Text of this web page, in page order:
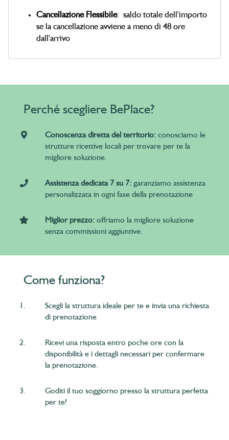
Cancellazione Flessibile: saldo totale dell'importo
se la cancellazione avviene a meno di 48 ore
dall'arrivo
Perché scegliere BePlace?
Conoscenza diretta del territorio: conosciamo le
strutture ricettive locali per trovare per te la
migliore soluzione.
Assistenza dedicata 7 su 7: garanziamo assistenza
personalizzata in ogni fase della prenotazione
Miglior prezzo: offriamo la migliore soluzione
senza commissioni aggiuntive.
Come funziona?
1.
Scegli la struttura ideale per te e invia una richiesta
di prenotazione
2.
Ricevi una risposta entro poche ore con la
disponibilità e i dettagli necessari per confermare
la prenotazione.
3.
Goditi il tuo soggiorno presso la struttura perfetta
per te!